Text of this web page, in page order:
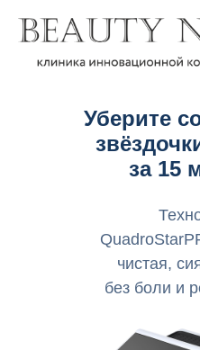
Уберите
за 15
чистая,
без боли и